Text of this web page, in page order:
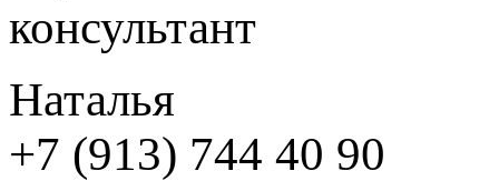
консультант
Наталья
+7 (913) 744 40 90